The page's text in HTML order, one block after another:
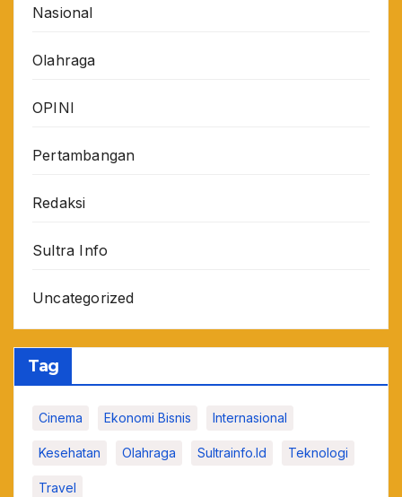
Nasional
Olahraga
OPINI
Pertambangan
Redaksi
Sultra Info
Uncategorized
Tag
Cinema Ekonomi Bisnis Internasional
Kesehatan Olahraga Sultrainfo.id Teknologi
Travel